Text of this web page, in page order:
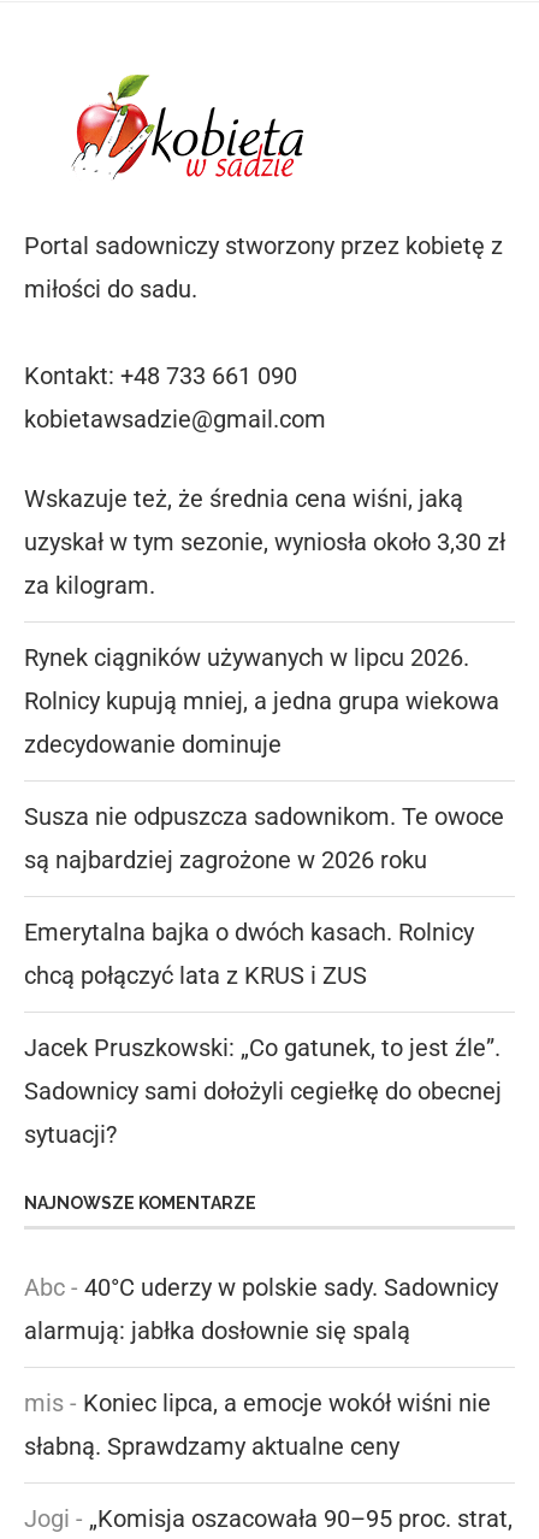
Portal sadowniczy stworzony przez kobietę z
miłości do sadu.
Kontakt: +48 733 661 090
kobietawsadzie@gmail.com
Wskazuje też, że średnia cena wiśni, jaką
uzyskał w tym sezonie, wyniosła około 3,30 zł
za kilogram.
Rynek ciągników używanych w lipcu 2026.
Rolnicy kupują mniej, a jedna grupa wiekowa
zdecydowanie dominuje
Susza nie odpuszcza sadownikom. Te owoce
są najbardziej zagrożone w 2026 roku
Emerytalna bajka o dwóch kasach. Rolnicy
chcą połączyć lata z KRUS i ZUS
Jacek Pruszkowski: „Co gatunek, to jest źle”.
Sadownicy sami dołożyli cegiełkę do obecnej
sytuacji?
NAJNOWSZE KOMENTARZE
Abc - 40°C uderzy w polskie sady. Sadownicy
alarmują: jabłka dosłownie się spalą
mis - Koniec lipca, a emocje wokół wiśni nie
słabną. Sprawdzamy aktualne ceny
Jogi - „Komisja oszacowała 90–95 proc. strat,